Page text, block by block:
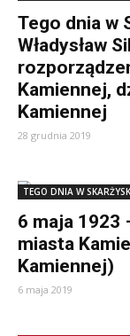
Tego dnia w
Władysław
Kamiennej,
Kamiennej
28 grudnia 2019
TEGO DNIA W
6 maja 1923
miasta
Kamiennej)
6 maja 2019